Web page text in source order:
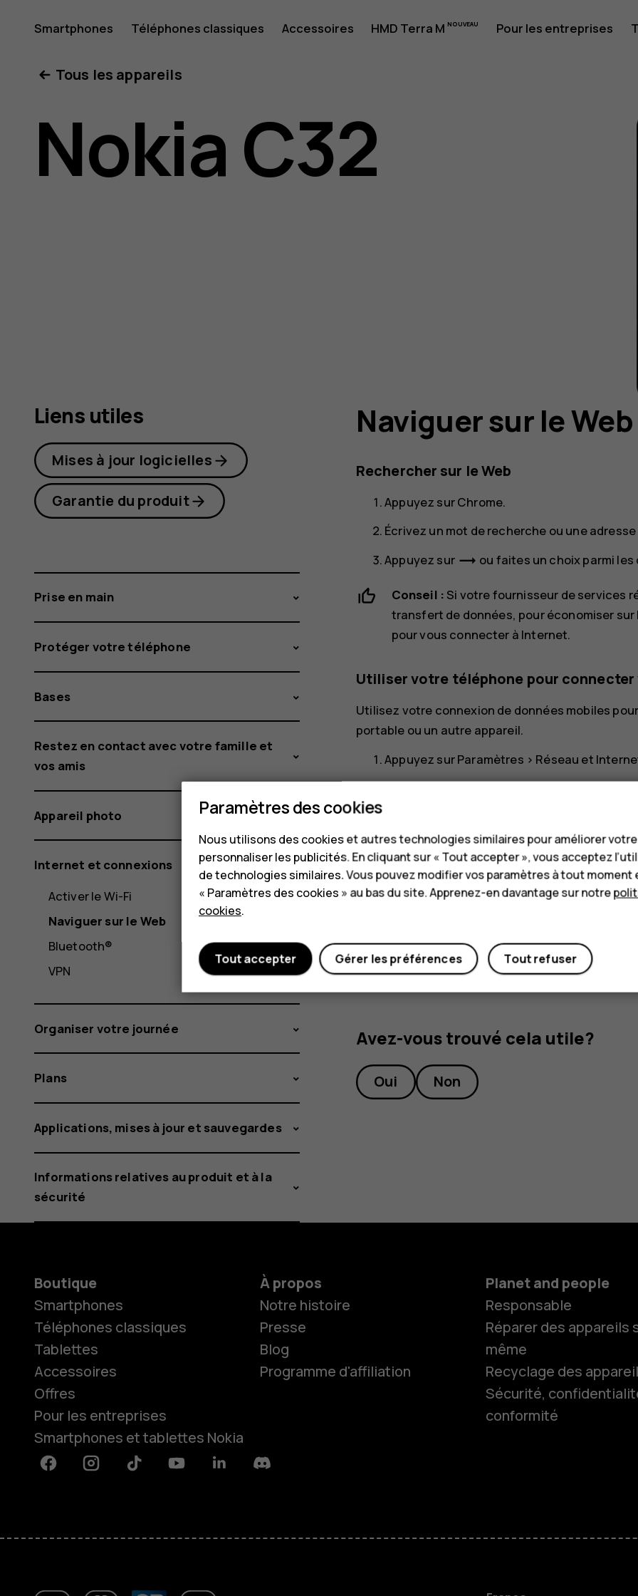
Guide
de
l'utilisateur
Smartphones Téléphones classiques Accessoires HMD Terra M Pour les entreprises
Tous les appareils
Nokia C32
Naviguer sur le Web
Rechercher sur le Web
Appuyez surChrome.
Écrivez un mot de recherche ou une
Appuyez sur trending_flat ou faites un choix parmi
Conseil : Si votre fournisseur de services
transfert de données, pour économiser
pour vous connecter à Internet.
Utiliser votre téléphone pour
Utilisez votre connexion de données mobiles
portable ou un autre appareil.
Appuyez surParamètres > Réseau et
pour
Ethernet USB.
L'autre appareil utilise les données de votre
trafic de données. Pour plus d'informations sur
Avez-vous trouvé cela utile?
Oui Non
Liens utiles
Mises à jour logicielles
Garantie du produit
Prise en main
Protéger votre téléphone
Bases
Restez en contact avec votre famille et
vos amis
Appareil photo
Internet et connexions
Activer le Wi-Fi
Naviguer sur le Web
Bluetooth®
VPN
Organiser votre journée
Plans
Applications, mises à jour et sauvegardes
Informations relatives au produit et à la
sécurité
Boutique
Smartphones
Téléphones classiques
Tablettes
Accessoires
Offres
Pour les entreprises
Smartphones et tablettes Nokia
À propos
Notre histoire
Presse
Blog
Programme d'affiliation
Planet and people
Responsable
Réparer des appareils
même
Recyclage des
Sécurité,
conformité
FacebookInstagramTiktok YoutubeLinkedinDiscord
Paramètres des cookies
Nous utilisons des cookies et autres technologies similaires pour améliorer
personnaliser les publicités. En cliquant sur « Tout accepter », vous acceptez
de technologies similaires. Vous pouvez modifier vos paramètres à tout moment
« Paramètres des cookies » au bas du site. Apprenez-en davantage sur notre
cookies.
Tout refuser
Gérer les préférences
Tout accepter